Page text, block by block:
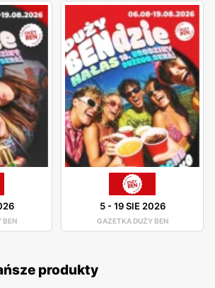
BEN
5-19 SIE 2026
GAZETKA DUŻY BEN
produkty